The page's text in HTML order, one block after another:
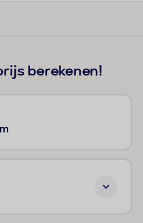
berekenen!